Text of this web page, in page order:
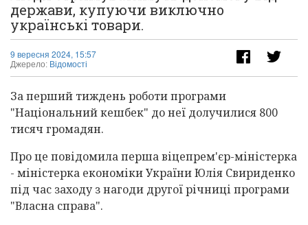
держави, купуючи виключно
українські товари.
9 вересня 2024, 15:57
Джерело: Відомості
За перший тиждень роботи програми
"Національний кешбек" до неї долучилися 800
тисяч громадян.
Про це повідомила перша віцепрем'єр-міністерка
- міністерка економіки України Юлія Свириденко
під час заходу з нагоди другої річниці програми
"Власна справа".